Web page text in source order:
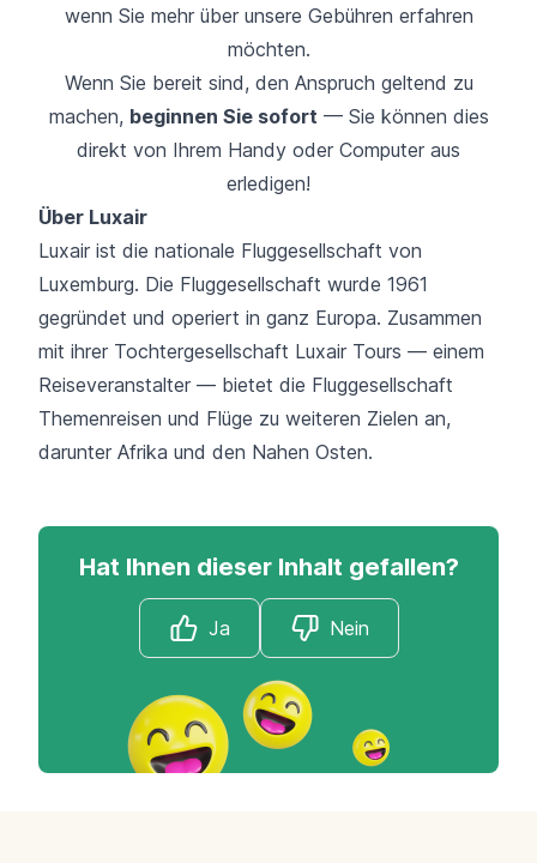
wenn Sie mehr über unsere Gebühren erfahren
möchten.
Wenn Sie bereit sind, den Anspruch geltend zu
machen, beginnen Sie sofort — Sie können dies
direkt von Ihrem Handy oder Computer aus
erledigen!
Über Luxair
Luxair ist die nationale Fluggesellschaft von
Luxemburg. Die Fluggesellschaft wurde 1961
gegründet und operiert in ganz Europa. Zusammen
mit ihrer Tochtergesellschaft Luxair Tours — einem
Reiseveranstalter — bietet die Fluggesellschaft
Themenreisen und Flüge zu weiteren Zielen an,
darunter Afrika und den Nahen Osten.
Hat Ihnen dieser Inhalt gefallen?
Ja Nein